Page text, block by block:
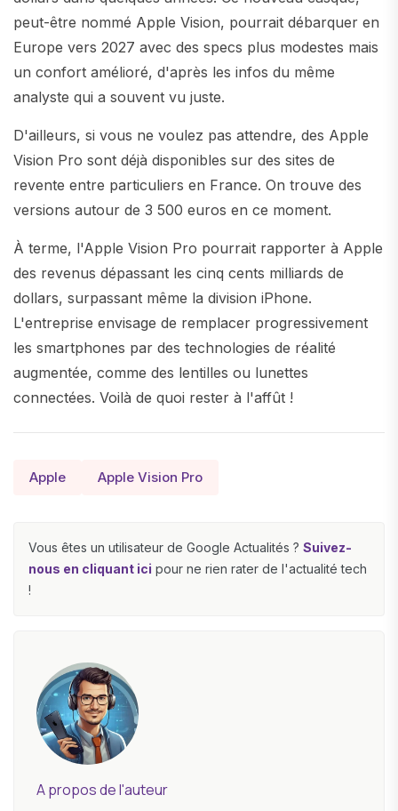
peut-être nommé Apple Vision, pourrait débarquer en
Europe vers 2027 avec des specs plus modestes mais
un confort amélioré, d'après les infos du même
analyste qui a souvent vu juste.
D'ailleurs, si vous ne voulez pas attendre, des Apple
Vision Pro sont déjà disponibles sur des sites de
revente entre particuliers en France. On trouve des
versions autour de 3 500 euros en ce moment.
À terme, l'Apple Vision Pro pourrait rapporter à Apple
des revenus dépassant les cinq cents milliards de
dollars, surpassant même la division iPhone.
L'entreprise envisage de remplacer progressivement
les smartphones par des technologies de réalité
augmentée, comme des lentilles ou lunettes
connectées. Voilà de quoi rester à l'affût !
Apple Apple Vision Pro
Vous êtes un utilisateur de Google Actualités ? Suivez-
nous en cliquant ici pour ne rien rater de l'actualité tech
!
A propos de l'auteur